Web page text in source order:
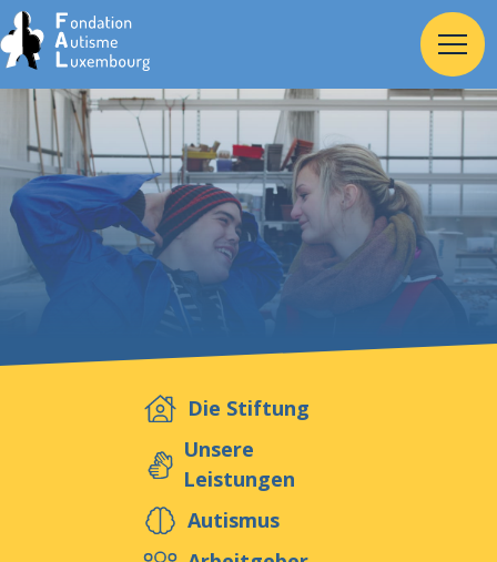
Home
Stiftung
Dienste
Arbeitgeber
Helfen Sie uns
Die Stiftung
Unsere
Leistungen
Autismus